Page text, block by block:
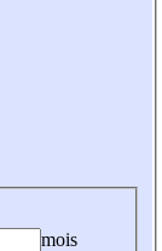
mois